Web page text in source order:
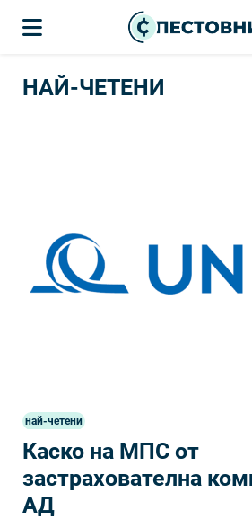
НАЙ-ЧЕТЕНИ
най-четени
Каско на МПС от
застрахователна
АД